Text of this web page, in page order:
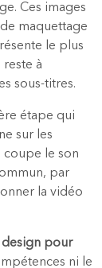
Ces images
maquettage
le plus
à
sous-titres.
étape qui
sur les
coupe le son
par
la vidéo
design pour
ni le